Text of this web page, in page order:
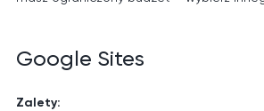
Google Sites
Zalety: